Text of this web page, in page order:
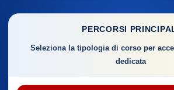
PERCORSI
Seleziona la tipologia di corso per
dedicata